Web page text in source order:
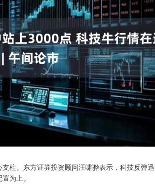
柱。东方证券投资顾问汪啸骅表示，科技反弹
为上。
北证50 1132.27